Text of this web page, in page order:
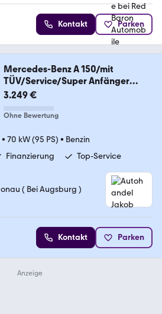
Kontakt Parken
Mercedes-Benz A 150/mit
TÜV/Service/Super Anfänger
Fahrzeug!
3.249 €
Ohne Bewertung
• 70 kW (95 PS) • Benzin
Finanzierung Top-Service
( Bei Augsburg )
Kontakt Parken